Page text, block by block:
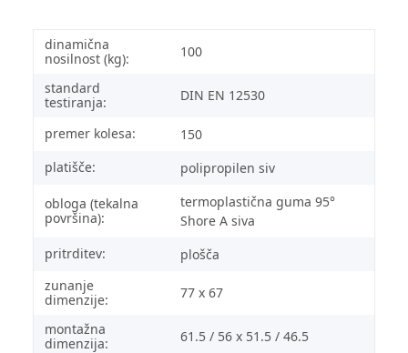
dinamična
nosilnost (kg):
100
standard
testiranja:
DIN EN 12530
premer kolesa:
150
platišče:
polipropilen siv
obloga (tekalna
površina):
termoplastična guma 95°
Shore A siva
pritrditev:
plošča
zunanje
dimenzije:
77 x 67
montažna
dimenzija:
61.5 / 56 x 51.5 / 46.5